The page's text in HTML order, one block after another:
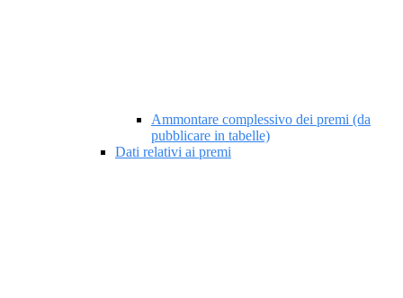
Ammontare complessivo dei premi (da
pubblicare in tabelle)
Dati relativi ai premi